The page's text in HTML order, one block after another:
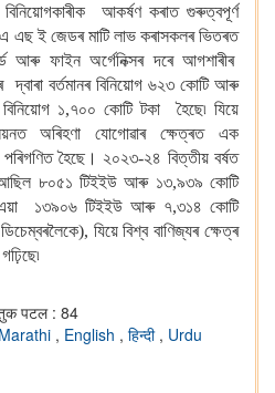
বিনিয়োগকাৰীক আকৰ্ষণ কৰাত গুৰুত্বপূৰ্ণ
এছ ই জেডৰ মাটি লাভ কৰাসকলৰ ভিতৰত
আৰু ফাইন অৰ্গেনিক্সৰ দৰে আগশাৰীৰ
বৰ্তমানৰ বিনিয়োগ ৬২৩ কোটি আৰু
১,৭০০ কোটি টকা হৈছে৷ যিয়ে
অৰিহণা যোগোৱাৰ ক্ষেত্ৰত এক
হৈছে। ২০২৩-২৪ বিত্তীয় বৰ্ষত
৮০৫১ টিইইউ আৰু ১৩,৯৩৯ কোটি
১৩৯০৬ টিইইউ আৰু ৭,৩১৪ কোটি
যিয়ে বিশ্ব বাণিজ্যৰ ক্ষেত্ৰ
पटल : 84
Marathi , English , हिन्दी , Urdu